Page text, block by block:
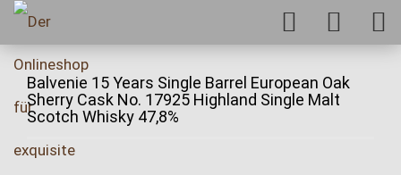
Balvenie 15 Years Single Barrel European Oak
Sherry Cask No. 17925 Highland Single Malt
Scotch Whisky 47,8%